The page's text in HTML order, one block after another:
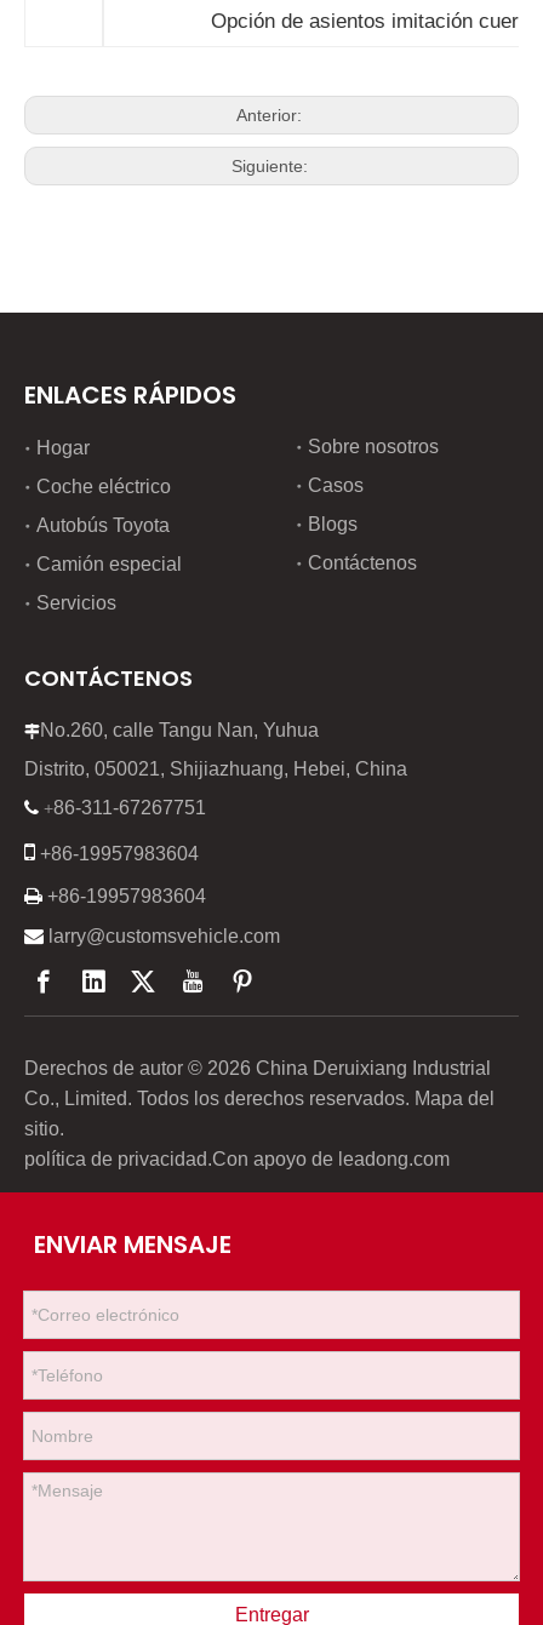
Opción de asientos imitación cuero
Anterior:
Siguiente:
ENLACES RÁPIDOS
Hogar
Coche eléctrico
Autobús Toyota
Camión especial
Servicios
Sobre nosotros
Casos
Blogs
Contáctenos
CONTÁCTENOS
No.260, calle Tangu Nan, Yuhua
Distrito, 050021, Shijiazhuang, Hebei, China
 +86-311-67267751
 +86-19957983604
 +86-19957983604
 larry@customsvehicle.com
Derechos de autor © 2026 China Deruixiang Industrial
Co., Limited. Todos los derechos reservados. Mapa del
sitio.
política de privacidad.Con apoyo de leadong.com
ENVIAR MENSAJE
Entregar